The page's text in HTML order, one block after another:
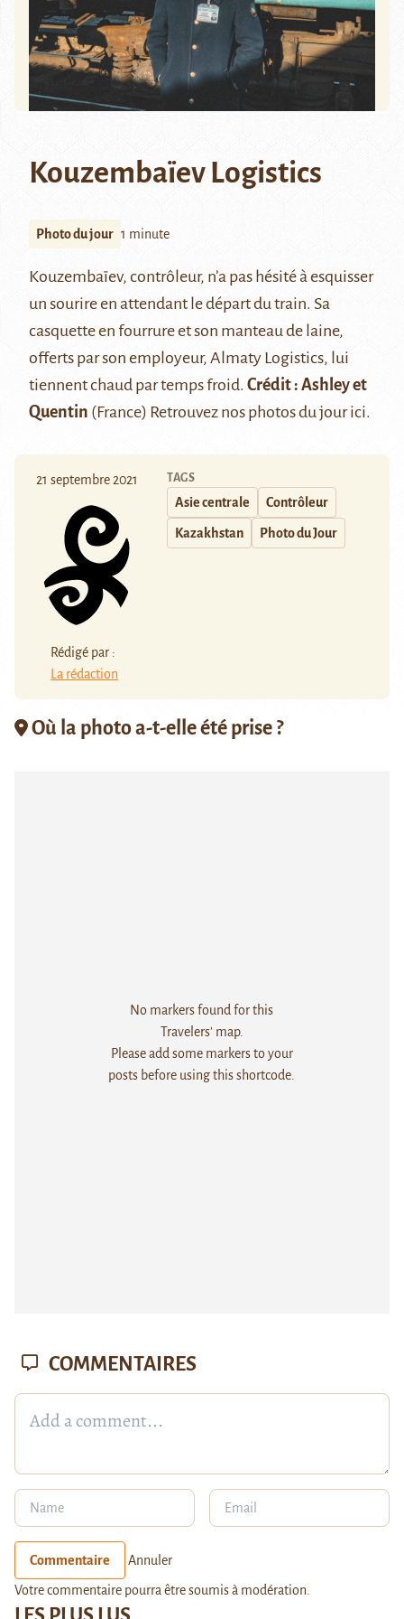
Kouzembaïev Logistics
Photo du jour 1 minute
Kouzembaïev, contrôleur, n’a pas hésité à esquisser
un sourire en attendant le départ du train. Sa
casquette en fourrure et son manteau de laine,
offerts par son employeur, Almaty Logistics, lui
tiennent chaud par temps froid. Crédit : Ashley et
Quentin (France) Retrouvez nos photos du jourici.
21 septembre 2021
Rédigé par :
La rédaction
TAGS
Asie centrale Contrôleur
Kazakhstan Photo du Jour
Où la photo a-t-elle été prise ?
No markers found for this
Travelers' map.
Please add some markers to your
posts before using this shortcode.
COMMENTAIRES
Commentaire Annuler
Votre commentaire pourra être soumis à modération.